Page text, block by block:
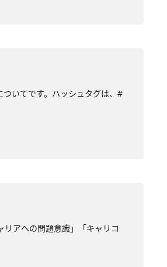
いてです。ハッシュタグは、#
アへの問題意識」「キャリコ